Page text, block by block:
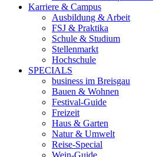
Karriere & Campus
Ausbildung & Arbeit
FSJ & Praktika
Schule & Studium
Stellenmarkt
Hochschule
SPECIALS
business im Breisgau
Bauen & Wohnen
Festival-Guide
Freizeit
Haus & Garten
Natur & Umwelt
Reise-Special
Wein-Guide